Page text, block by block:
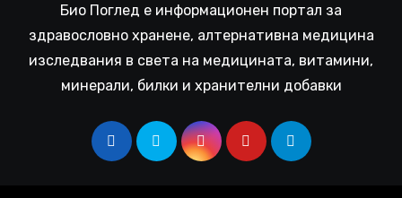
Био Поглед е информационен портал за
здравословно хранене, алтернативна медицина
изследвания в света на медицината, витамини,
минерали, билки и хранителни добавки